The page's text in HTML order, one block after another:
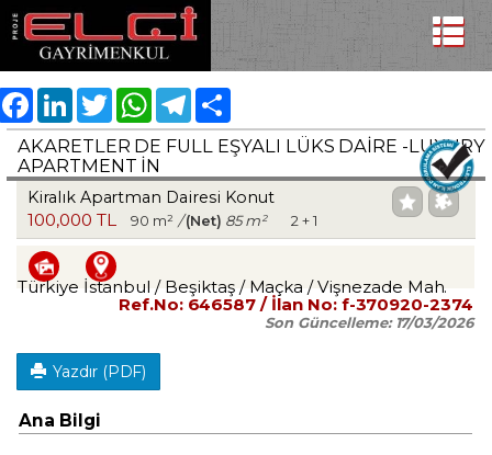
FacebookLinkedInTwitter WhatsAppTelegram
AKARETLER DE FULL EŞYALI LÜKS DAIRE -LUXURY
APARTMENT IN
Kiralık Apartman Dairesi Konut
100,000 TL 90 m² /(Net) 85 m² 2 + 1
Türkiye İstanbul / Beşiktaş/ Maçka / Vişnezade Mah.
Ref.No: 646587 / İlan No: f-370920-2374
Son Güncelleme: 17/03/2026
Yazdır (PDF)
Ana Bilgi